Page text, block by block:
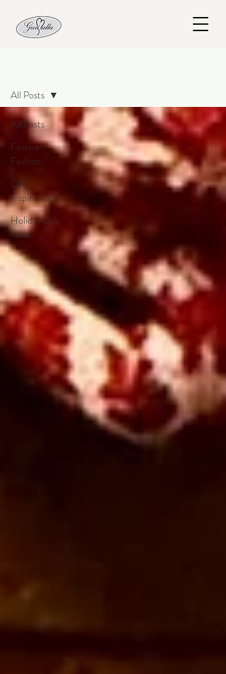
All Posts
Festive
Fashion
Gift
Inspirations
Holiday Gift
Ideas
All Posts